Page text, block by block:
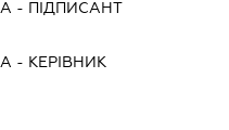
- ПІДПИСАНТ
- КЕРІВНИК